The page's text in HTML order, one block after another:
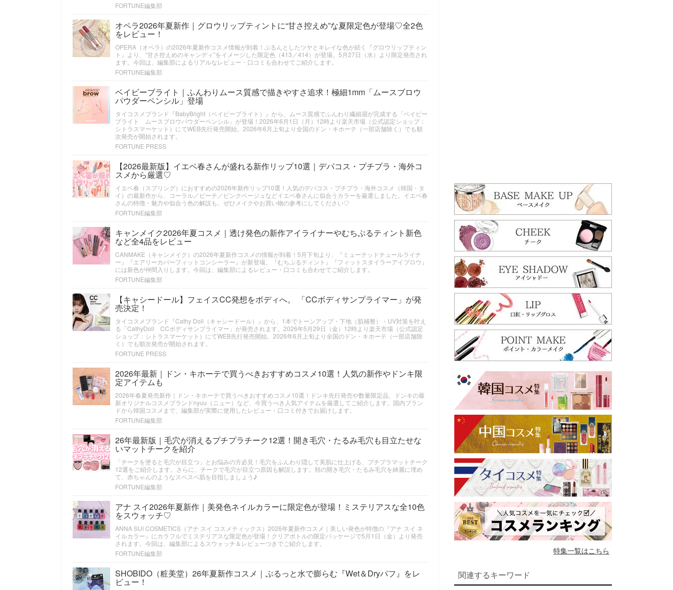
FORTUNE編集部
オペラ2026年夏新作｜グロウリップティントに“甘さ控えめ”な夏限定色が登場♡全2色
をレビュー！
OPERA（オペラ）の2026年夏新作コスメ情報が到着！ぷるんとしたツヤとキレイな色が続く『グロウリップティン
ト』より、“甘さ控えめのキャンディ”をイメージした限定色（413／414）が登場。5月27日（水）より限定発売され
ます。今回は、編集部によるリアルなレビュー・口コミも合わせてご紹介します。
FORTUNE編集部
ベイビーブライト｜ふんわりムース質感で描きやすさ追求！極細1mm「ムースブロウ
パウダーペンシル」登場
タイコスメブランド『BabyBright（ベイビーブライト）』から、ムース質感でふんわり繊細眉が完成する「ベイビー
ブライト ムースブロウパウダーペンシル」が登場！2026年6月1日（月）12時より楽天市場（公式認定ショップ：
シトラスマーケット）にてWEB先行発売開始。2026年6月上旬より全国のドン・キホーテ（一部店舗除く）でも順
次発売が開始されます。
FORTUNE PRESS
【2026最新版】イエベ春さんが盛れる新作リップ10選｜デパコス・プチプラ・海外コ
スメから厳選♡
イエベ春（スプリング）におすすめの2026年新作リップ10選！人気のデパコス・プチプラ・海外コスメ（韓国・タ
イ）の最新作から、コーラル／ピーチ／ピンクベージュなどイエベ春さんに似合うカラーを厳選しました。イエベ春
さんの特徴・魅力や似合う色の解説も。ぜひメイクやお買い物の参考にしてください♡
FORTUNE編集部
キャンメイク2026年夏コスメ｜透け発色の新作アイライナーやむちぷるティント新色
など全4品をレビュー
CANMAKE（キャンメイク）の2026年夏新作コスメの情報が到着！5月下旬より、『ミューテッドチュールライナ
ー』『エアリーカバーフィットコンシーラー』が新登場。『むちぷるティント』『フィットスタイラーアイブロウ』
には新色が仲間入りします。今回は、編集部によるレビュー・口コミも合わせてご紹介します。
FORTUNE編集部
【キャシードール】フェイスCC発想をボディへ。 「CCボディサンプライマー」が発
売決定！
タイコスメブランド『Cathy Doll（キャシードール）』から、1本でトーンアップ・下地（肌補整）・UV対策を叶え
る「CathyDoll CCボディサンプライマー」が発売されます。2026年5月29日（金）12時より楽天市場（公式認定
ショップ：シトラスマーケット）にてWEB先行発売開始。2026年6月上旬より全国のドン・キホーテ（一部店舗除
く）でも順次発売が開始されます。
FORTUNE PRESS
2026年最新｜ドン・キホーテで買うべきおすすめコスメ10選！人気の新作やドンキ限
定アイテムも
2026年春夏発売新作｜ドン・キホーテで買うべきおすすめコスメ10選！ドンキ先行発売や数量限定品、ドンキの最
新オリジナルコスメブランドnyuu（ニュー）など、今買うべき人気アイテムを厳選してご紹介します。国内ブラン
ドから韓国コスメまで、編集部が実際に使用したレビュー・口コミ付きでお届けします。
FORTUNE編集部
26年最新版｜毛穴が消えるプチプラチーク12選！開き毛穴・たるみ毛穴も目立たせな
いマットチークを紹介
「チークを塗ると毛穴が目立つ」とお悩みの方必見！毛穴をふんわり隠して美肌に仕上げる、プチプラマットチーク
12選をご紹介します。さらに、チークで毛穴が目立つ原因も解説します。頬の開き毛穴・たるみ毛穴を綺麗に埋め
て、赤ちゃんのようなスベスベ肌を目指しましょう♪
FORTUNE編集部
アナ スイ2026年夏新作｜美発色ネイルカラーに限定色が登場！ミステリアスな全10色
をスウォッチ♡
ANNA SUI COSMETICS（アナ スイ コスメティックス）2026年夏新作コスメ｜美しい発色が特徴の『アナ スイ ネ
イルカラー』にカラフルでミステリアスな限定色が登場！クリアボトルの限定パッケージで5月1日（金）より発売
されます。今回は、編集部によるスウォッチ＆レビューつきでご紹介します。
FORTUNE編集部
SHOBIDO（粧美堂）26年夏新作コスメ｜ぷるっと水で膨らむ『Wet＆Dryパフ』をレ
ビュー！
特集一覧はこちら
関連するキーワード